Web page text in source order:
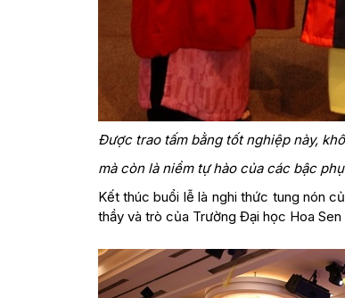
Được trao tấm bằng tốt nghiệp này,
mà còn là niềm tự hào của các bậc
Kết thúc buổi lễ là nghi thức tung nón
thầy và trò của Trường Đại học Hoa